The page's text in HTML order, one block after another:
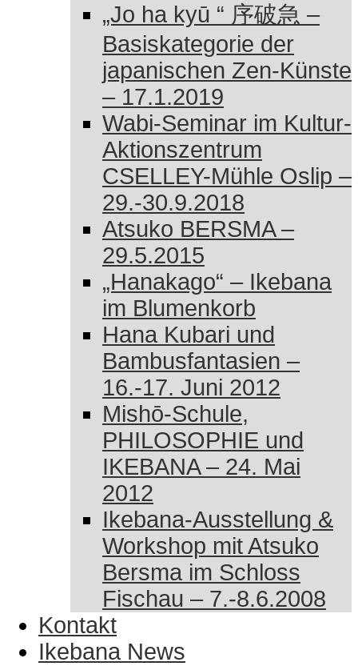
„Jo ha kyū “ 序破急 –
Basiskategorie der
japanischen Zen-Künste
– 17.1.2019
Wabi-Seminar im Kultur-
Aktionszentrum
CSELLEY-Mühle Oslip –
29.-30.9.2018
Atsuko BERSMA –
29.5.2015
„Hanakago“ – Ikebana
im Blumenkorb
Hana Kubari und
Bambusfantasien –
16.-17. Juni 2012
Mishō-Schule,
PHILOSOPHIE und
IKEBANA – 24. Mai
2012
Ikebana-Ausstellung &
Workshop mit Atsuko
Bersma im Schloss
Fischau – 7.-8.6.2008
Kontakt
Ikebana News